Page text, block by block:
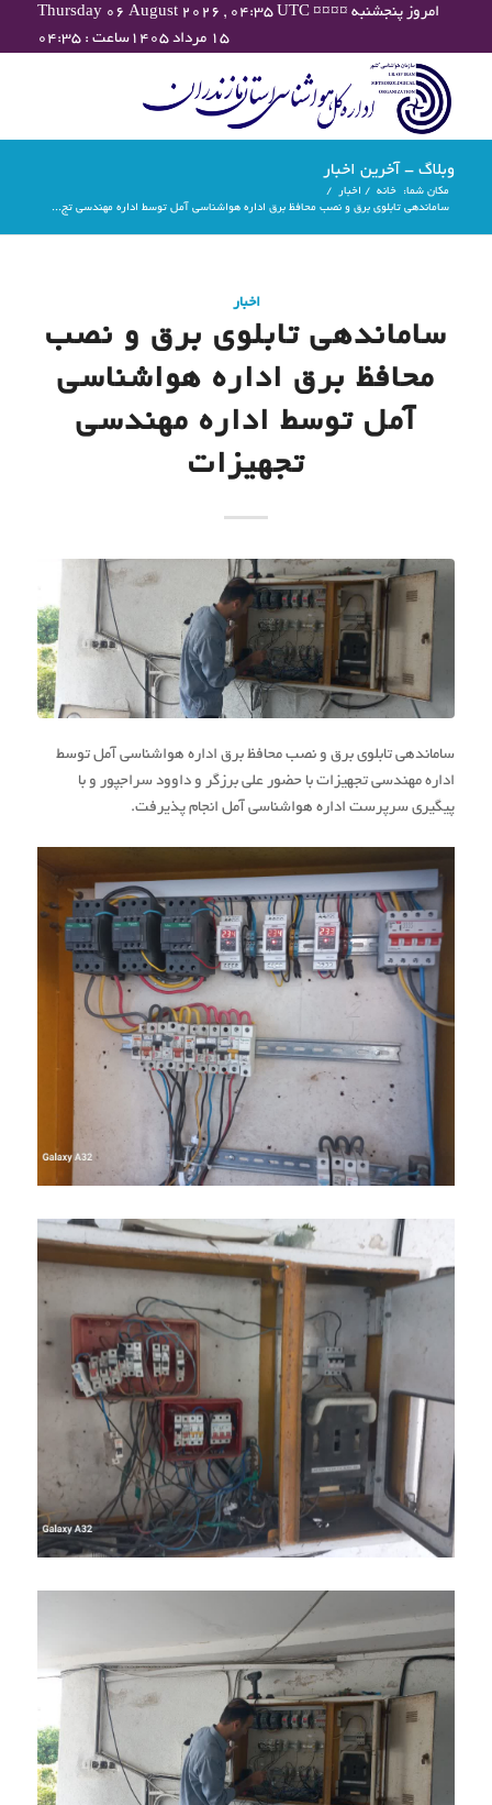
Thursday 06 August 2026 , 04:35 UTC ¤¤¤¤ امروز پنجشنبه
۱۵ مرداد ۱۴۰۵ساعت : ۰۴:۳۵
وبلاگ - آخرین اخبار
مکان شما: خانه / اخبار
/
ساماندهی تابلوی برق و نصب محافظ برق اداره هواشناسی آمل توسط اداره مهندسی تج...
اخبار
ساماندهی تابلوی برق و نصب
محافظ برق اداره هواشناسی
آمل توسط اداره مهندسی
تجهیزات
ساماندهی تابلوی برق و نصب محافظ برق اداره هواشناسی آمل توسط
اداره مهندسی تجهیزات با حضور علی برزگر و داوود سراجپور و با
پیگیری سرپرست اداره هواشناسی آمل انجام پذیرفت.